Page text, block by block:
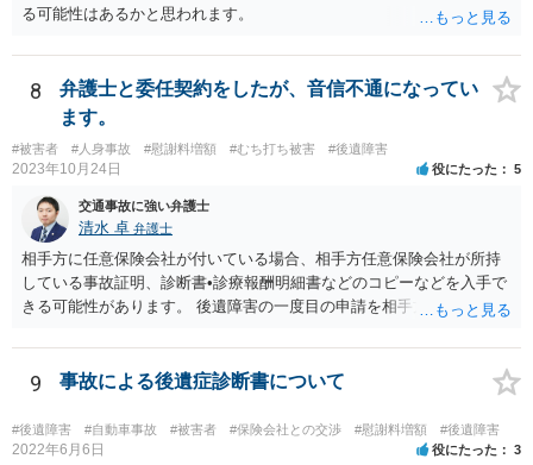
る可能性はあるかと思われます。
8
弁護士と委任契約をしたが、音信不通になってい
ます。
#被害者 #人身事故 #慰謝料増額 #むち打ち被害 #後遺障害
2023年10月24日 役にたった 5
交通事故に強い弁護士
清水 卓 弁護士
相手方に任意保険会社が付いている場合、相手方任意保険会社が所持
している事故証明、診断書•診療報酬明細書などのコピーなどを入手で
きる可能性があります。 後遺障害の一度目の申請を相手方任意保険会
果と認定理由書も相手方任意保険会社から入手できる可能性がありま
す。 これらが難しくても、通院していた病院のカルテを取り付けるこ
と等で代替が可能な場合もあります。 事故からどの程度期間が経過し
ているがが定かではありませんが、昨年４月から既に１年半年程度経
過しており、時効なども意識しながら対応をしておきたいところで
9 事故による後遺症診断書について
#後遺障害 #自動車事故 #被害者 #保険会社との交渉 #慰謝料増額 #後遺障害
2022年6月6日 役にたった 3